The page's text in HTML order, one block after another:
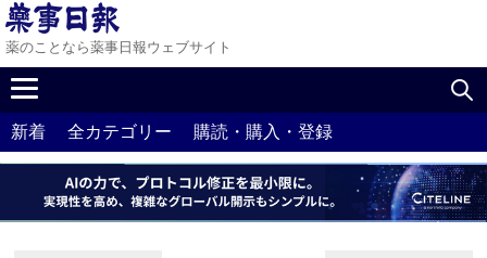
薬のことなら薬事日報ウェブサイト
新着 全カテゴリー 購読・購入・登録